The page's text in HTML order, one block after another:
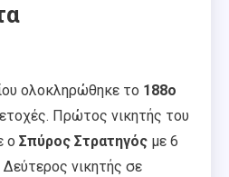
ολοκληρώθηκε το 188ο
Πρώτος νικητής του
ο Σπύρος Στρατηγός με 6
νικητής σε